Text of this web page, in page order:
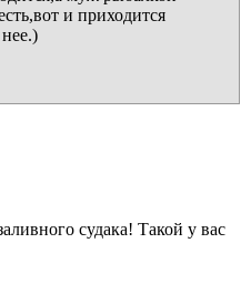
и приходится
судака! Такой у вас